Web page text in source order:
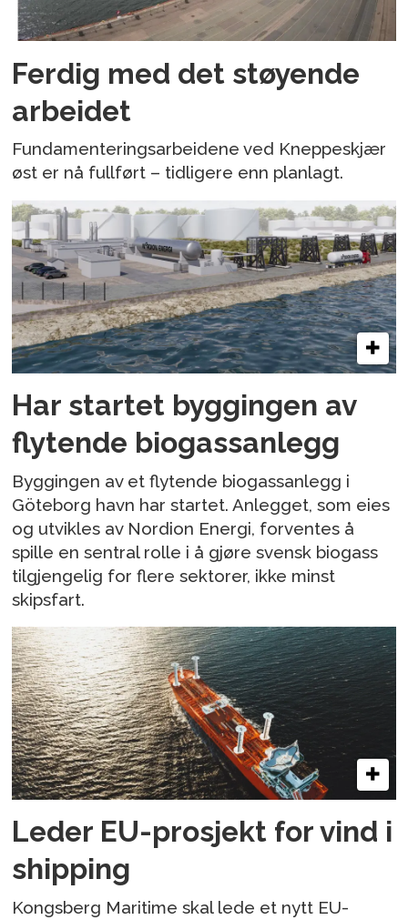
Ferdig med det støyende
arbeidet
Fundamenteringsarbeidene ved Kneppeskjær
øst er nå fullført – tidligere enn planlagt.
Har startet byggingen av
flytende biogassanlegg
Byggingen av et flytende biogassanlegg i
Göteborg havn har startet. Anlegget, som eies
og utvikles av Nordion Energi, forventes å
spille en sentral rolle i å gjøre svensk biogass
tilgjengelig for flere sektorer, ikke minst
skipsfart.
Leder EU-prosjekt for vind i
shipping
Kongsberg Maritime skal lede et nytt EU-